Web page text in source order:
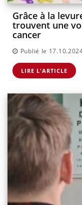
Grâce à la
trouvent une
cancer
Publié le
LIRE L'ARTICLE